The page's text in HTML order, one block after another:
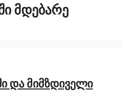
ᲛᲓᲔᲑᲐᲠᲔ
და მიმზდიველი